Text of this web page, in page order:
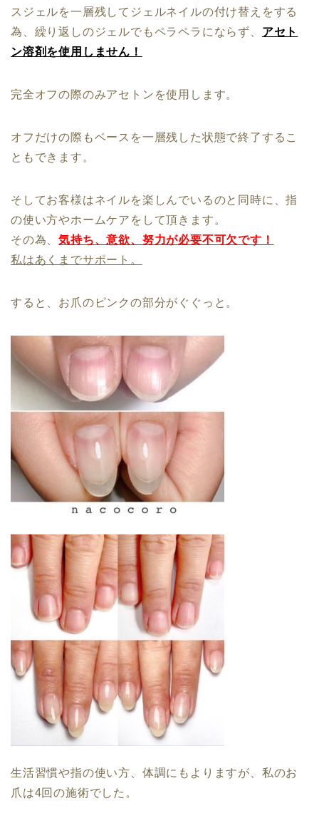
スジェルを一層残してジェルネイルの付け替えをする
為、繰り返しのジェルでもペラペラにならず、 アセト
ン溶剤を使用しません！
完全オフの際のみアセトンを使用します。
オフだけの際もベースを一層残した状態で終了するこ
ともできます。
そしてお客様はネイルを楽しんでいるのと同時に、指
の使い方やホームケアをして頂きます。
その為、気持ち、意欲、努力が必要不可欠です！
私はあくまでサポート。
すると、お爪のピンクの部分がぐぐっと。
生活習慣や指の使い方、体調にもよりますが、私のお
爪は4回の施術でした。